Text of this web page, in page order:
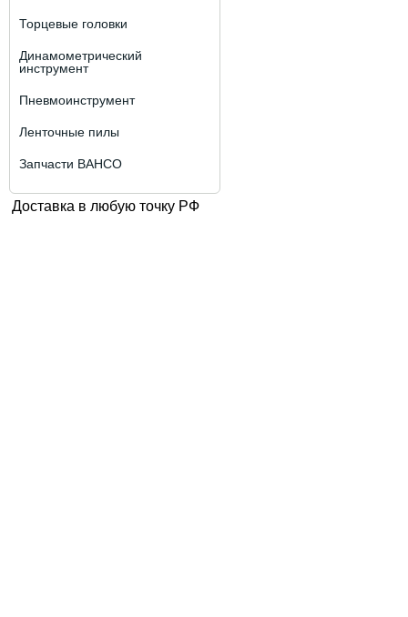
Торцевые головки
Динамометрический
инструмент
Пневмоинструмент
Ленточные пилы
Запчасти BAHCO
Доставка в любую точку РФ